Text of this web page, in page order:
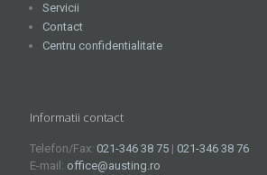
Servicii
Contact
Centru confidentialitate
Informatii contact
Telefon/Fax: 021-346 38 75 | 021-346 38 76
E-mail: office@austing.ro